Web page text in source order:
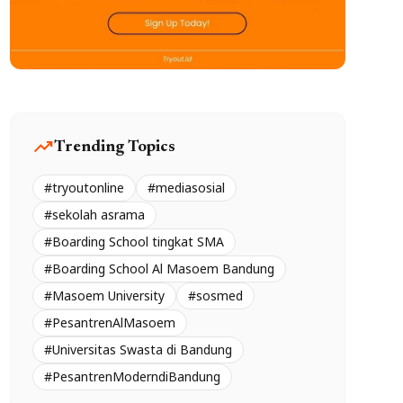
trending_upTrending Topics
#tryoutonline
#mediasosial
#sekolah asrama
#Boarding School tingkat SMA
#Boarding School Al Masoem Bandung
#Masoem University
#sosmed
#PesantrenAlMasoem
#Universitas Swasta di Bandung
#PesantrenModerndiBandung